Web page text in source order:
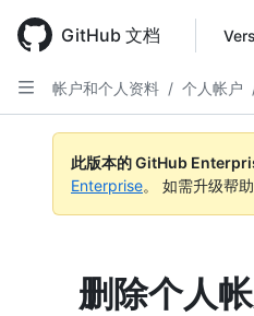
main
content
GitHub 文档
帐户和个人资料 / 个人帐户
此版本的 GitHub
Enterprise。 如需升级帮
删除个人